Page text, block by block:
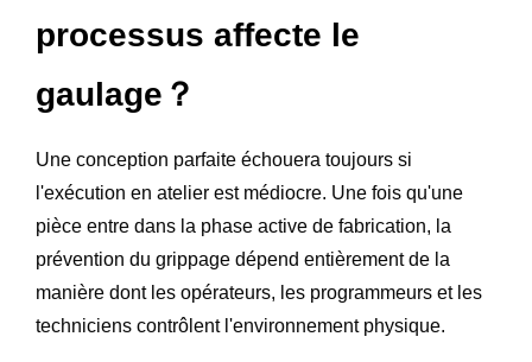
processus affecte le
gaulage？
Une conception parfaite échouera toujours si
l'exécution en atelier est médiocre. Une fois qu'une
pièce entre dans la phase active de fabrication, la
prévention du grippage dépend entièrement de la
manière dont les opérateurs, les programmeurs et les
techniciens contrôlent l'environnement physique.